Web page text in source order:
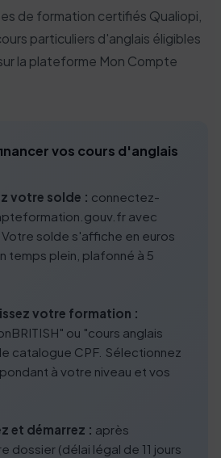
de formation certifiés Qualiopi,
particuliers d'anglais éligibles
la plateforme Mon Compte
vos cours d'anglais
votre solde : connectez-
avec
solde s'affiche en euros
temps plein, plafonné à 5
votre formation :
ou "cours anglais
catalogue CPF. Sélectionnez
à votre niveau et vos
et démarrez : après
dossier (délai légal de 11 jours